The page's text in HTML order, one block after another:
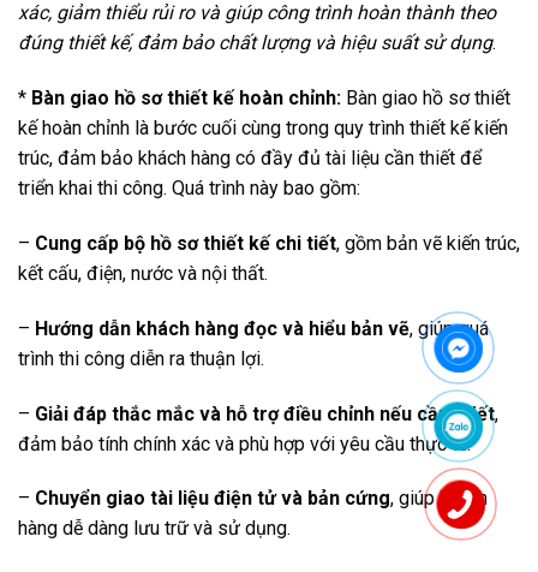
xác, giảm thiểu rủi ro và giúp công trình hoàn thành theo
đúng thiết kế, đảm bảo chất lượng và hiệu suất sử dụng.
* Bàn giao hồ sơ thiết kế hoàn chỉnh: Bàn giao hồ sơ thiết
kế hoàn chỉnh là bước cuối cùng trong quy trình thiết kế kiến
trúc, đảm bảo khách hàng có đầy đủ tài liệu cần thiết để
triển khai thi công. Quá trình này bao gồm:
– Cung cấp bộ hồ sơ thiết kế chi tiết, gồm bản vẽ kiến trúc,
kết cấu, điện, nước và nội thất.
– Hướng dẫn khách hàng đọc và hiểu bản vẽ, giúp quá
trình thi công diễn ra thuận lợi.
– Giải đáp thắc mắc và hỗ trợ điều chỉnh nếu cần thiết,
đảm bảo tính chính xác và phù hợp với yêu cầu thực tế.
– Chuyển giao tài liệu điện tử và bản cứng, giúp khách
hàng dễ dàng lưu trữ và sử dụng.